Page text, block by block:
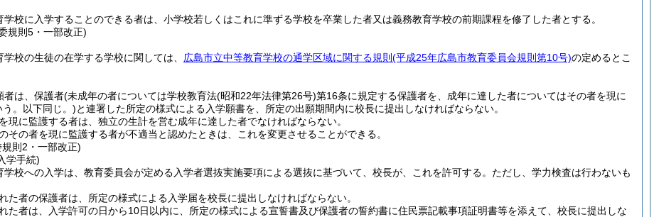
学校に入学することのできる者は、小学校若しくはこれに準ずる学校を卒業した者又は義務教育学校の前期課程を修了した者とする。
規則5・一部改正)
学校の生徒の在学する学校に関しては、 広島市立中等教育学校の通学区域に関する規則 (平成25年広島市教育委員会規則第10号)の定めるとこ
者は、保護者(未成年の者については学校教育法(昭和22年法律第26号)第16条に規定する保護者を、成年に達した者についてはその者を現に
。以下同じ。)と連署した所定の様式による入学願書を、所定の出願期間内に校長に提出しなければならない。
現に監護する者は、独立の生計を営む成年に達した者でなければならない。
その者を現に監護する者が不適当と認めたときは、これを変更させることができる。
則2・一部改正)
学手続)
学校への入学は、教育委員会が定める入学者選抜実施要項による選抜に基づいて、校長が、これを許可する。 ただし、学力検査は行わないも
た者の保護者は、所定の様式による入学届を校長に提出しなければならない。
た者は、入学許可の日から10日以内に、所定の様式による宣誓書及び保護者の誓約書に住民票記載事項証明書等を添えて、校長に提出しな